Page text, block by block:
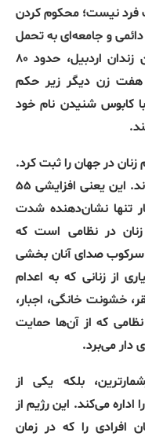
فرد نیست؛ محکوم کردن
و جامعه‌ای به تحمل
در همان بند زنان زندان اردبیل، حدود ۸۰
هفت زن دیگر زیر حکم
کابوس شنیدن نام خود
.
.
.
این یعنی افزایشی ۵۵
تنها نشان‌دهنده شدت
در نظامی است که
سرکوب صدای آنان بخشی
از زنانی که به اعدام
خشونت خانگی، اجبار،
نظامی که از آن‌ها حمایت
دار می‌برد.
بلکه یکی از
اداره می‌کند. این رژیم از
را که در زمان